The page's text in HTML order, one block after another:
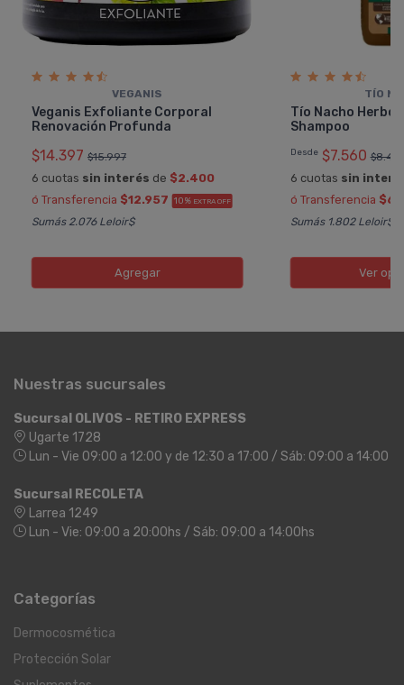
VEGANIS
Veganis Exfoliante Corporal
Renovación Profunda
$14.397 $15.997
6 cuotas sin interés de $2.400
ó Transferencia $12.957 10% EXTRA OFF
Sumás 2.076 Leloir$
Agregar
TÍ­O
Tí­o Nacho
Shampoo
Desde $7.560
6 cuotas sin
ó Transferencia
Sumás 1.802 Leloir$
Ver
Nuestras sucursales
Sucursal OLIVOS - RETIRO EXPRESS
Ugarte 1728
Lun - Vie 09:00 a 12:00 y de 12:30 a 17:00 / Sáb: 09:00 a 14:00
Sucursal RECOLETA
Larrea 1249
Lun - Vie: 09:00 a 20:00hs / Sáb: 09:00 a 14:00hs
Categorías
Dermocosmética
Protección Solar